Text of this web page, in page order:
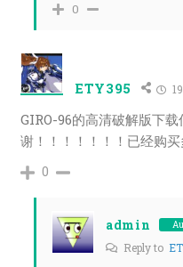
0
ETY395
GIRO-96的高清破解版下
谢！！！！！！！已经购买
0
admin
Reply to